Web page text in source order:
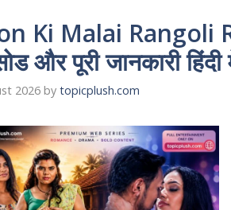
Ki Malai Rangoli
और पूरी जानकारी हिंदी
2026 by topicplush.com